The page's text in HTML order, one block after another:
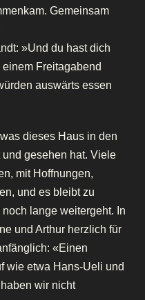
Gemeinsam
»Und du hast dich
Freitagabend
auswärts essen
dieses Haus in den
gesehen hat. Viele
mit Hoffnungen,
und es bleibt zu
lange weitergeht. In
und Arthur herzlich für
«Einen
wie etwa Hans-Ueli und
wir nicht